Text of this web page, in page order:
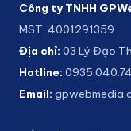
Công ty TNHH
MST: 4001291359
Địa chỉ: 03 Lý Đạo
Hotline:
Email: